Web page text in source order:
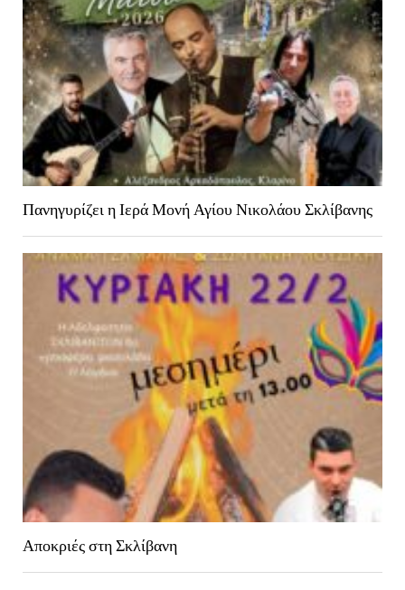
Πανηγυρίζει η Ιερά Μονή Αγίου Νικολάου Σκλίβανης
Αποκριές στη Σκλίβανη